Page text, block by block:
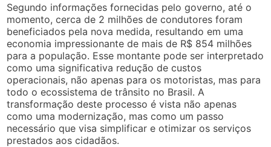
Segundo informações fornecidas pelo governo, até o
momento, cerca de 2 milhões de condutores foram
beneficiados pela nova medida, resultando em uma
economia impressionante de mais de R$ 854 milhões
para a população. Esse montante pode ser interpretado
como uma significativa redução de custos
operacionais, não apenas para os motoristas, mas para
todo o ecossistema de trânsito no Brasil. A
transformação deste processo é vista não apenas
como uma modernização, mas como um passo
necessário que visa simplificar e otimizar os serviços
prestados aos cidadãos.